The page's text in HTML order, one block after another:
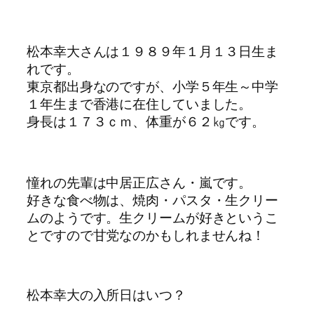
松本幸大さんは１９８９年１月１３日生ま
れです。
東京都出身なのですが、小学５年生～中学
１年生まで香港に在住していました。
身長は１７３ｃｍ、体重が６２㎏です。
憧れの先輩は中居正広さん・嵐です。
好きな食べ物は、焼肉・パスタ・生クリー
ムのようです。生クリームが好きというこ
とですので甘党なのかもしれませんね！
松本幸大の入所日はいつ？